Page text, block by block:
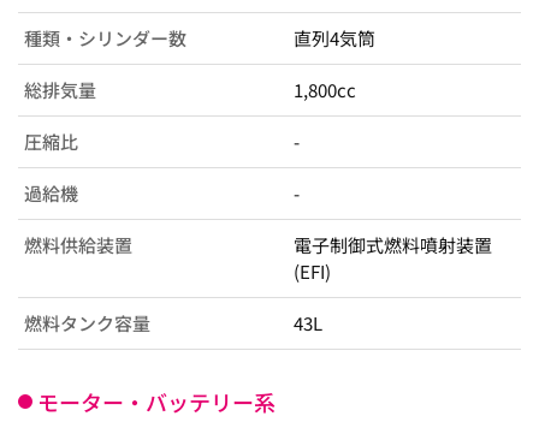
種類・シリンダー数 直列4気筒
総排気量 1,800cc
圧縮比 -
過給機 -
燃料供給装置
電子制御式燃料噴射装置
(EFI)
燃料タンク容量 43L
モーター・バッテリー系